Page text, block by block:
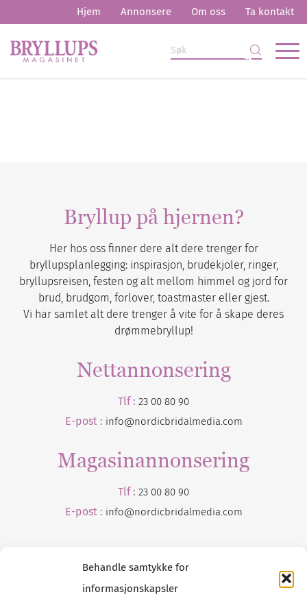
Behandle samtykke for
informasjonskapsler
Hjem Annonsere Om oss Ta kontakt
Bryllup på hjernen?
Her hos oss finner dere alt dere trenger for
bryllupsplanlegging: inspirasjon, brudekjoler, ringer,
bryllupsreisen, festen og alt mellom himmel og jord for
brud, brudgom, forlover, toastmaster eller gjest.
Vi har samlet alt dere trenger å vite for å skape deres
drømmebryllup!
Nettannonsering
Tlf : 23 00 80 90
E-post : info@nordicbridalmedia.com
Magasinannonsering
Tlf : 23 00 80 90
E-post : info@nordicbridalmedia.com